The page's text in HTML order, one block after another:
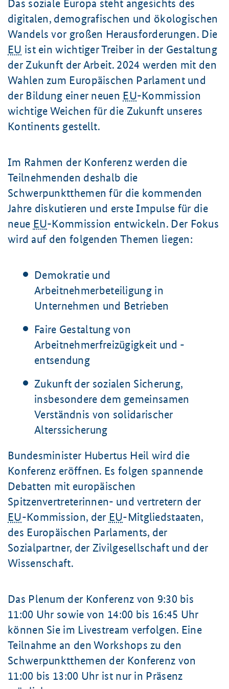
Das soziale Europa steht angesichts des
digitalen, demografischen und ökologischen
Wandels vor großen Herausforderungen. Die
EU ist ein wichtiger Treiber in der Gestaltung
der Zukunft der Arbeit. 2024 werden mit den
Wahlen zum Europäischen Parlament und
der Bildung einer neuen EU-Kommission
wichtige Weichen für die Zukunft unseres
Kontinents gestellt.
Im Rahmen der Konferenz werden die
Teilnehmenden deshalb die
Schwerpunktthemen für die kommenden
Jahre diskutieren und erste Impulse für die
neue EU-Kommission entwickeln. Der Fokus
wird auf den folgenden Themen liegen:
Demokratie und
Arbeitnehmerbeteiligung in
Unternehmen und Betrieben
Faire Gestaltung von
Arbeitnehmerfreizügigkeit und -
entsendung
Zukunft der sozialen Sicherung,
insbesondere dem gemeinsamen
Verständnis von solidarischer
Alterssicherung
Bundesminister Hubertus Heil wird die
Konferenz eröffnen. Es folgen spannende
Debatten mit europäischen
Spitzenvertreterinnen- und vertretern der
EU-Kommission, der EU-Mitgliedstaaten,
des Europäischen Parlaments, der
Sozialpartner, der Zivilgesellschaft und der
Wissenschaft.
Das Plenum der Konferenz von 9:30 bis
11:00 Uhr sowie von 14:00 bis 16:45 Uhr
können Sie im Livestream verfolgen. Eine
Teilnahme an den Workshops zu den
Schwerpunktthemen der Konferenz von
11:00 bis 13:00 Uhr ist nur in Präsenz